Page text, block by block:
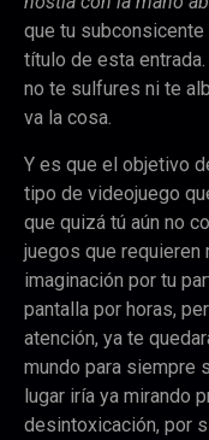
que tu subconsicente
título de esta
no te sulfures ni te
va la cosa.
Y es que el objetivo
tipo de videojuego
que quizá tú aún no
juegos que requieren
imaginación por tu
pantalla por horas,
atención, ya te
mundo para siempre
lugar iría ya mirando
desintoxicación, por